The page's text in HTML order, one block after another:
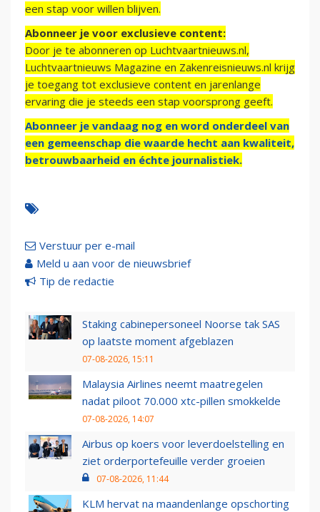
een stap voor willen blijven.
Abonneer je voor exclusieve content:
Door je te abonneren op Luchtvaartnieuws.nl,
Luchtvaartnieuws Magazine en Zakenreisnieuws.nl krijg
je toegang tot exclusieve content en jarenlange
ervaring die je steeds een stap voorsprong geeft.
Abonneer je vandaag nog en word onderdeel van
een gemeenschap die waarde hecht aan kwaliteit,
betrouwbaarheid en échte journalistiek.
Verstuur per e-mail
Meld u aan voor de nieuwsbrief
Tip de redactie
Staking cabinepersoneel Noorse tak SAS
op laatste moment afgeblazen
07-08-2026, 15:11
Malaysia Airlines neemt maatregelen
nadat piloot 70.000 xtc-pillen smokkelde
07-08-2026, 14:07
Airbus op koers voor leverdoelstelling en
ziet orderportefeuille verder groeien
07-08-2026, 11:44
KLM hervat na maandenlange opschorting